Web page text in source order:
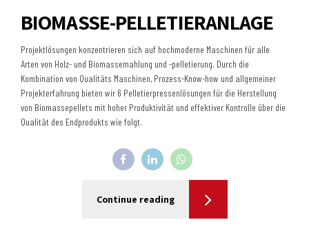
BIOMASSE-PELLETIERANLAGE
Projektlösungen konzentrieren sich auf hochmoderne Maschinen für alle
Arten von Holz- und Biomassemahlung und -pelletierung. Durch die
Kombination von Qualitäts Maschinen, Prozess-Know-how und allgemeiner
Projekterfahrung bieten wir 6 Pelletierpressenlösungen für die Herstellung
von Biomassepellets mit hoher Produktivität und effektiver Kontrolle über die
Qualität des Endprodukts wie folgt.
Continue reading